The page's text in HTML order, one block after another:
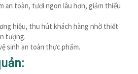
an toàn, tươi ngon lâu hơn, giảm thiểu
hiệu, thu hút khách hàng nhờ thiết
tượng.
sinh an toàn thực phẩm.